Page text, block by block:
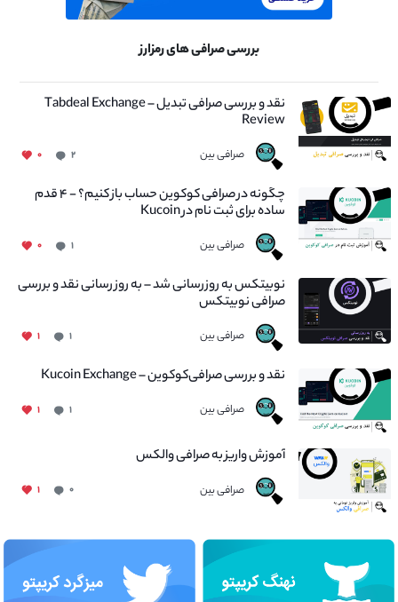
بررسی صرافی های رمزارز
نقد و بررسی صرافی تبدیل – Tabdeal Exchange
Review
صرافی بین ۲ ۰
چگونه در صرافی کوکوین حساب باز کنیم؟ - ۴ قدم
ساده برای ثبت نام در Kucoin
صرافی بین ۱ ۰
نوبیتکس به روزرسانی شد – به روز رسانی نقد و بررسی
صرافی نوبیتکس
صرافی بین ۱ ۱
نقد و بررسی صرافی‌کوکوین – Kucoin Exchange
صرافی بین ۱ ۱
آموزش واریز به صرافی والکس
صرافی بین ۰ ۱